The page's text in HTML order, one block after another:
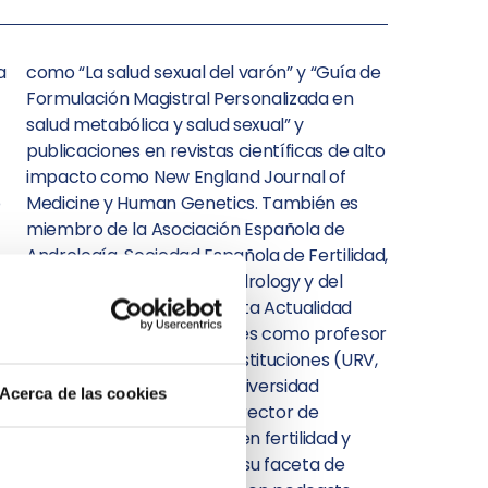
Acerca de las cookies